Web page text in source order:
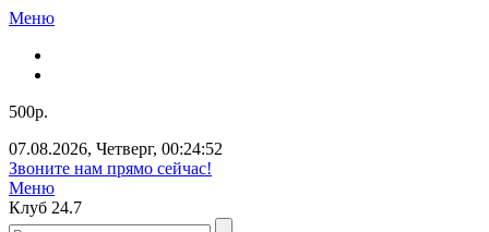
Меню
500р.
07.08.2026, Четверг, 00:24:53
Звоните нам прямо сейчас!
Меню
Клуб 24.7